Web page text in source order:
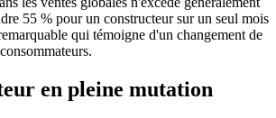
55 % pour un constructeur sur un seul mois
qui témoigne d'un changement de
en pleine mutation